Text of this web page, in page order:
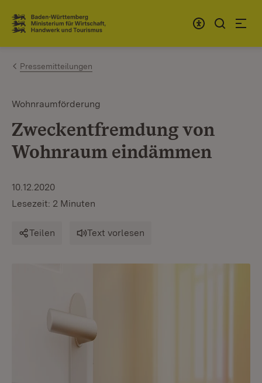
Zum Inhalt springen
Link zur Startseite
Pressemitteilungen
Wohnraumförderung
Zweckentfremdung von
Wohnraum eindämmen
10.12.2020
Lesezeit: 2 Minuten
Teilen Text vorlesen